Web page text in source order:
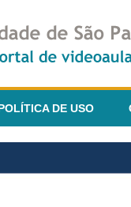
DE USO